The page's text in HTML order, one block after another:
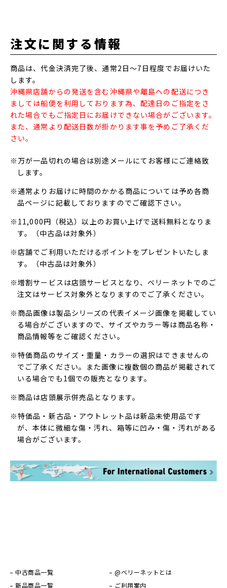
注文に関する情報
商品は、代金決済完了後、通常2日～7日程度でお届けいた
します。
沖縄県店舗からの発送を含む沖縄県や離島への配送につき
ましては船便を利用しております為、配達日のご指定をさ
れた場合でもご指定日にお届けできない場合がございます。
また、通常より配送日数が掛かります事を予めご了承くだ
さい。
※万が一品切れの場合は別途メールにてお客様にご連絡致
します。
※通常よりお届けに時間のかかる商品については予め各商
品ページに記載しておりますのでご確認下さい。
※11,000円（税込）以上のお買い上げで送料無料となりま
す。（中古品は対象外）
※店舗でご利用いただけるポイントをプレゼントいたしま
す。（中古品は対象外）
※増割サービスは店頭サービスとなり、ベリーネットでのご
注文はサービス対象外となりますのでご了承ください。
※商品画像は製品シリーズの代表イメージ画像を掲載してい
る場合がございますので、サイズやカラー等は商品名称・
商品情報等をご確認ください。
※特価商品のサイズ・重量・カラーの選択はできませんの
でご了承ください。また画像に複数個の商品が掲載されて
いる場合でも1個での販売となります。
※商品は店頭展示併売品となります。
※特価品・新古品・アウトレット品は新品未使用品です
が、本体に微細な傷・汚れ、箱等に凹み・傷・汚れがある
場合がございます。
中古商品一覧
新品商品一覧
@ベリーネットとは
ご利用案内